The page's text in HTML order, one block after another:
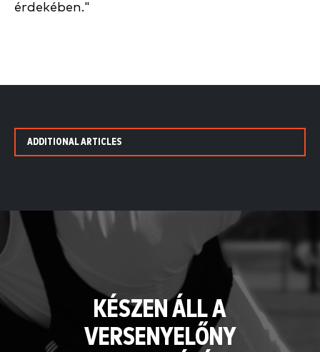
érdekében."
ADDITIONAL ARTICLES
KÉSZEN ÁLL A
VERSENYELŐNY